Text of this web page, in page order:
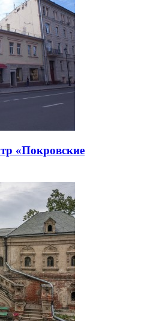
«Покровские